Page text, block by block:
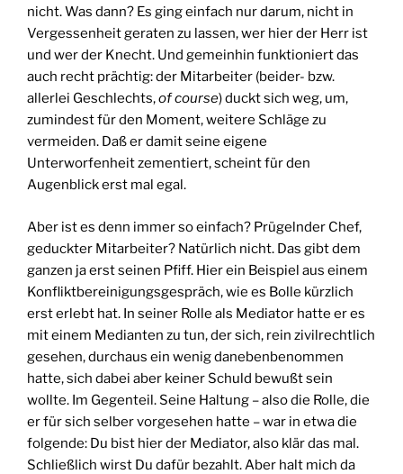
nicht. Was dann? Es ging einfach nur darum, nicht in
Vergessenheit geraten zu lassen, wer hier der Herr ist
und wer der Knecht. Und gemeinhin funktioniert das
auch recht prächtig: der Mitarbeiter (beider- bzw.
allerlei Geschlechts,of course) duckt sich weg, um,
zumindest für den Moment, weitere Schläge zu
vermeiden. Daß er damit seine eigene
Unterworfenheit zementiert, scheint für den
Augenblick erst mal egal.
Aber ist es denn immer so einfach? Prügelnder Chef,
geduckter Mitarbeiter? Natürlich nicht. Das gibt dem
ganzen ja erst seinen Pfiff. Hier ein Beispiel aus einem
Konfliktbereinigungsgespräch, wie es Bolle kürzlich
erst erlebt hat. In seiner Rolle als Mediator hatte er es
mit einem Medianten zu tun, der sich, rein zivilrechtlich
gesehen, durchaus ein wenig danebenbenommen
hatte, sich dabei aber keiner Schuld bewußt sein
wollte. Im Gegenteil. Seine Haltung – also die Rolle, die
er für sich selber vorgesehen hatte – war in etwa die
folgende: Du bist hier der Mediator, also klär das mal.
Schließlich wirst Du dafür bezahlt. Aber halt mich da